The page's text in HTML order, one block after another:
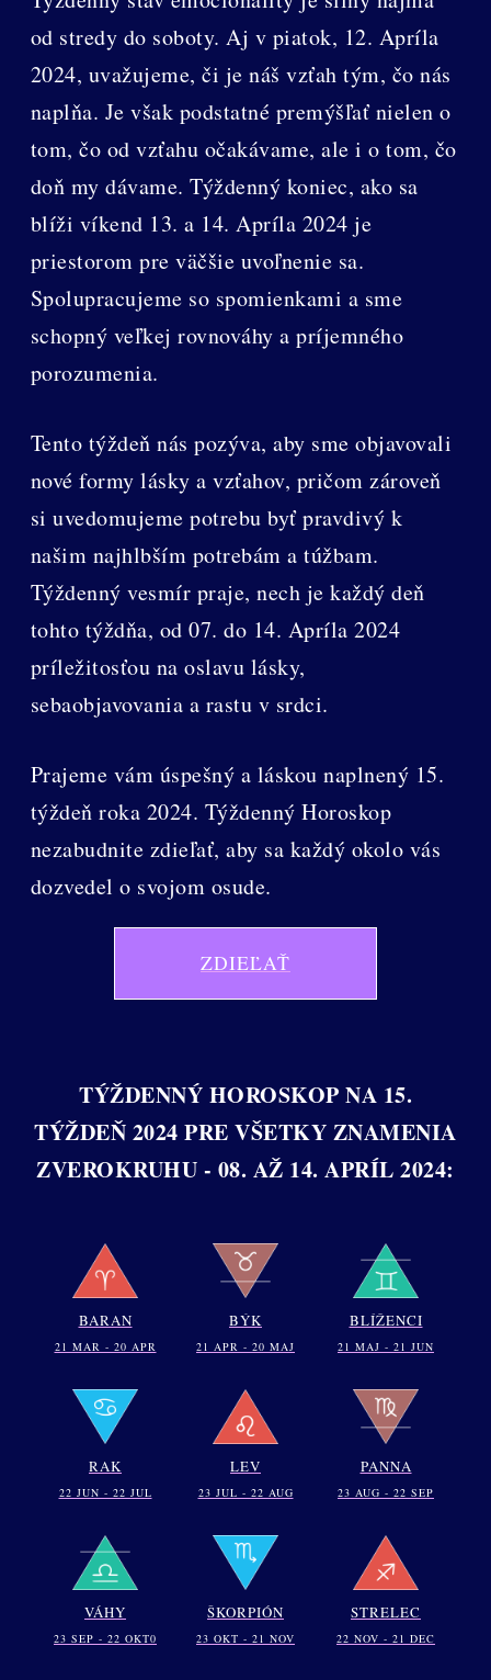
od stredy do soboty. Aj v piatok, 12. Apríla
2024, uvažujeme, či je náš vzťah tým, čo nás
naplňa. Je však podstatné premýšľať nielen o
tom, čo od vzťahu očakávame, ale i o tom, čo
doň my dávame. Týždenný koniec, ako sa
blíži víkend 13. a 14. Apríla 2024 je
priestorom pre väčšie uvoľnenie sa.
Spolupracujeme so spomienkami a sme
schopný veľkej rovnováhy a príjemného
porozumenia.
Tento týždeň nás pozýva, aby sme objavovali
nové formy lásky a vzťahov, pričom zároveň
si uvedomujeme potrebu byť pravdivý k
našim najhlbším potrebám a túžbam.
Týždenný vesmír praje, nech je každý deň
tohto týždňa, od 07. do 14. Apríla 2024
príležitosťou na oslavu lásky,
sebaobjavovania a rastu v srdci.
Prajeme vám úspešný a láskou naplnený 15.
týždeň roka 2024. Týždenný Horoskop
nezabudnite zdieľať, aby sa každý okolo vás
dozvedel o svojom osude.
ZDIEĽAŤ
TÝŽDENNÝ HOROSKOP NA 15.
TÝŽDEŇ 2024 PRE VŠETKY ZNAMENIA
ZVEROKRUHU - 08. AŽ 14. APRÍL 2024:
BARAN
21 MAR - 20 APR
BÝK
21 APR - 20 MAJ
BLÍŽENCI
21 MAJ - 21 JUN
RAK
22 JUN - 22 JUL
LEV
23 JUL - 22 AUG
PANNA
23 AUG - 22 SEP
VÁHY
23 SEP - 22 OKT0
ŠKORPIÓN
23 OKT - 21 NOV
STRELEC
22 NOV - 21 DEC